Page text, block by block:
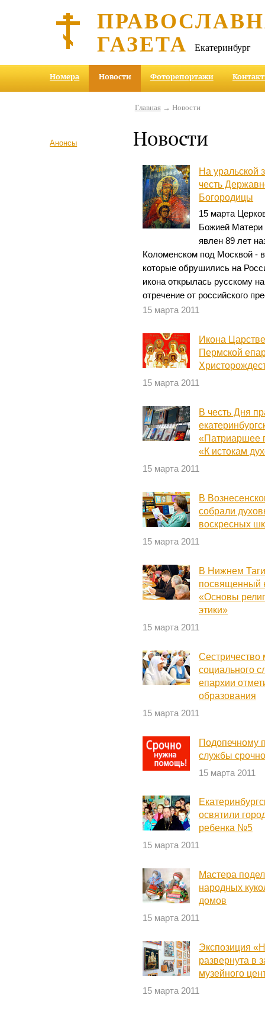
ГАЗЕТА Екатеринбург
Номера Новости Фоторепортажи
Анонсы
Главная→ Новости
Новости
На уральской
честь
Богородицы
15 марта
Божией Матери
явлен 89 лет
Коломенском под Москвой -
которые обрушились на
икона открылась русскому
отречение от российского
15 марта 2011
Икона
Пермской
15 марта 2011
В честь Дня
«Патриаршее
«К истокам
15 марта 2011
В
собрали
воскресных
15 марта 2011
В Нижнем
посвященный
«Основы
этики»
15 марта 2011
Сестричество
социального
епархии
образования
15 марта 2011
Подопечному
службы
15 марта 2011
освятили
ребенка №5
15 марта 2011
Мастера
народных
домов
15 марта 2011
Экспозиция
развернута в
музейного
15 марта 2011